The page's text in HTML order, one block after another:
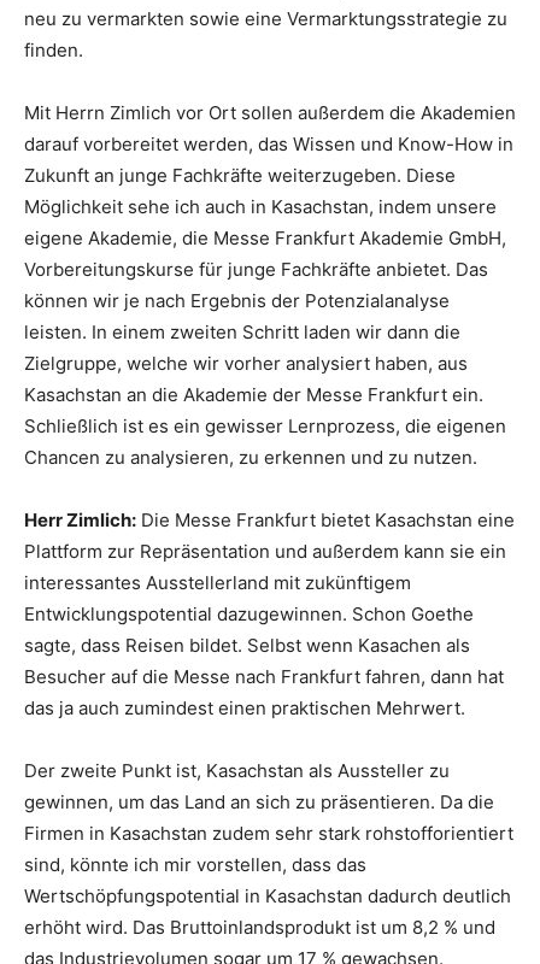
neu zu vermarkten sowie eine Vermarktungsstrategie zu
finden.
Mit Herrn Zimlich vor Ort sollen außerdem die Akademien
darauf vorbereitet werden, das Wissen und Know-How in
Zukunft an junge Fachkräfte weiterzugeben. Diese
Möglichkeit sehe ich auch in Kasachstan, indem unsere
eigene Akademie, die Messe Frankfurt Akademie GmbH,
Vorbereitungskurse für junge Fachkräfte anbietet. Das
können wir je nach Ergebnis der Potenzialanalyse
leisten. In einem zweiten Schritt laden wir dann die
Zielgruppe, welche wir vorher analysiert haben, aus
Kasachstan an die Akademie der Messe Frankfurt ein.
Schließlich ist es ein gewisser Lernprozess, die eigenen
Chancen zu analysieren, zu erkennen und zu nutzen.
Herr Zimlich: Die Messe Frankfurt bietet Kasachstan eine
Plattform zur Repräsentation und außerdem kann sie ein
interessantes Ausstellerland mit zukünftigem
Entwicklungspotential dazugewinnen. Schon Goethe
sagte, dass Reisen bildet. Selbst wenn Kasachen als
Besucher auf die Messe nach Frankfurt fahren, dann hat
das ja auch zumindest einen praktischen Mehrwert.
Der zweite Punkt ist, Kasachstan als Aussteller zu
gewinnen, um das Land an sich zu präsentieren. Da die
Firmen in Kasachstan zudem sehr stark rohstofforientiert
sind, könnte ich mir vorstellen, dass das
Wertschöpfungspotential in Kasachstan dadurch deutlich
erhöht wird. Das Bruttoinlandsprodukt ist um 8,2 % und
das Industrievolumen sogar um 17 % gewachsen.